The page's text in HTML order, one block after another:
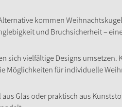
kommen
und Bruchsicherheit –
sich vielfältige Designs
Möglichkeiten für individuelle
Glas oder praktisch aus